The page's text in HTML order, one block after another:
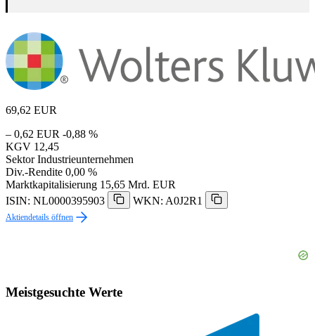
69,62 EUR
– 0,62 EUR -0,88 %
KGV 12,45
Sektor Industrieunternehmen
Div.-Rendite 0,00 %
Marktkapitalisierung 15,65 Mrd. EUR
ISIN: NL0000395903
WKN: A0J2R1
Aktiendetails öffnen
Meistgesuchte Werte